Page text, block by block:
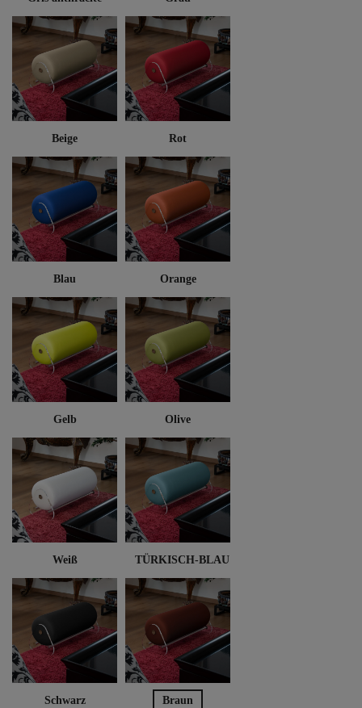
Beige Rot
Blau Orange
Gelb Olive
Weiß TÜRKISCH-BLAU
Schwarz Braun